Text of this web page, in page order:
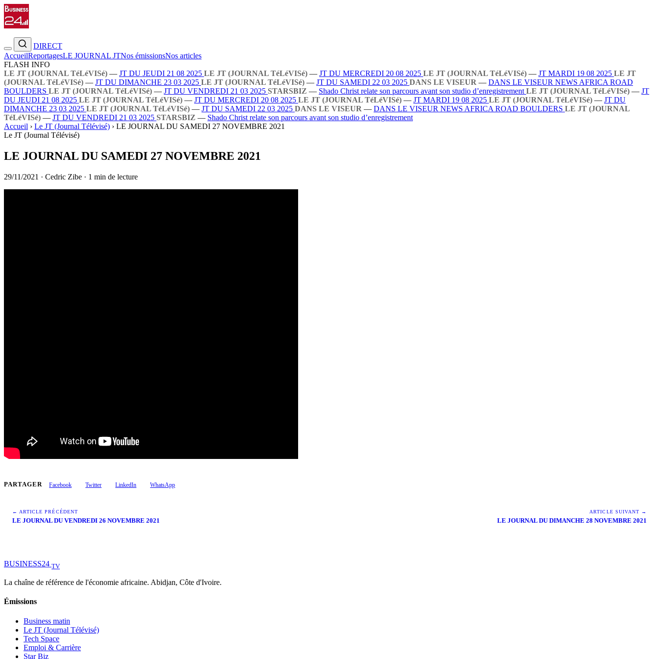
DIRECT
AccueilReportagesLE JOURNAL JTNos émissionsNos articles
FLASH INFO
LE JT (JOURNAL TéLéVISé) — JT DU JEUDI 21 08 2025 LE JT (JOURNAL TéLéVISé) — JT DU MERCREDI 20 08 2025 LE JT (JOURNAL TéLéVISé) — JT MARDI 19 08 2025 LE JT
(JOURNAL TéLéVISé) — JT DU DIMANCHE 23 03 2025 LE JT (JOURNAL TéLéVISé) — JT DU SAMEDI 22 03 2025 DANS LE VISEUR — DANS LE VISEUR NEWS AFRICA ROAD
BOULDERS LE JT (JOURNAL TéLéVISé) — JT DU VENDREDI 21 03 2025 STARSBIZ — Shado Christ relate son parcours avant son studio d’enregistrement LE JT (JOURNAL TéLéVISé) — JT
DU JEUDI 21 08 2025 LE JT (JOURNAL TéLéVISé) — JT DU MERCREDI 20 08 2025 LE JT (JOURNAL TéLéVISé) — JT MARDI 19 08 2025 LE JT (JOURNAL TéLéVISé) — JT DU
DIMANCHE 23 03 2025 LE JT (JOURNAL TéLéVISé) — JT DU SAMEDI 22 03 2025 DANS LE VISEUR — DANS LE VISEUR NEWS AFRICA ROAD BOULDERS LE JT (JOURNAL
TéLéVISé) — JT DU VENDREDI 21 03 2025 STARSBIZ — Shado Christ relate son parcours avant son studio d’enregistrement
Accueil › Le JT (Journal Télévisé) › LE JOURNAL DU SAMEDI 27 NOVEMBRE 2021
Le JT (Journal Télévisé)
LE JOURNAL DU SAMEDI 27 NOVEMBRE 2021
29/11/2021 · Cedric Zibe · 1 min de lecture
PARTAGER Facebook Twitter LinkedIn WhatsApp
← ARTICLE PRÉCÉDENT
LE JOURNAL DU VENDREDI 26 NOVEMBRE 2021
ARTICLE SUIVANT →
LE JOURNAL DU DIMANCHE 28 NOVEMBRE 2021
BUSINESS24 TV
La chaîne de référence de l'économie africaine. Abidjan, Côte d'Ivoire.
Émissions
Business matin
Le JT (Journal Télévisé)
Tech Space
Emploi & Carrière
Star Biz